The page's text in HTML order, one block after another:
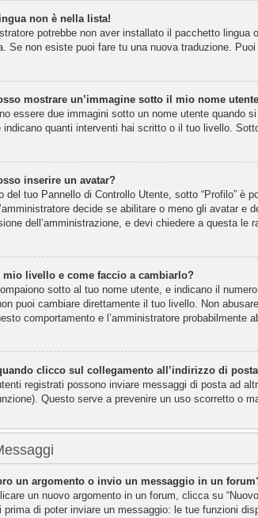
non è nella lista!
potrebbe non aver installato il pacchetto
Se non esiste puoi fare tu una nuova traduzione.
mostrare un’immagine sotto il mio nome
essere due immagini sotto un nome utente quando
indicano quanti interventi hai scritto o il tuo livello.
inserire un avatar?
del tuo Pannello di Controllo Utente, sotto “Profilo”
decide se abilitare o meno gli avatar
dell’amministrazione, e devi chiedere a questa le
mio livello e come faccio a cambiarlo?
sotto al tuo nome utente, e indicano il
puoi cambiare direttamente il tuo livello. Non
comportamento e l’amministratore probabilmente
clicco sul collegamento all’indirizzo di
registrati possono inviare messaggi di posta ad
Questo serve a prevenire un uso scorretto o
un argomento o invio un messaggio in un
un nuovo argomento in un forum, clicca su
prima di poter inviare un messaggio: le tue funzioni